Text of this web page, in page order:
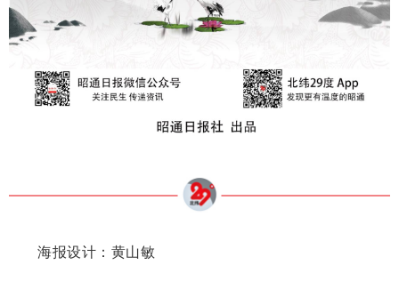
海报设计：黄山敏